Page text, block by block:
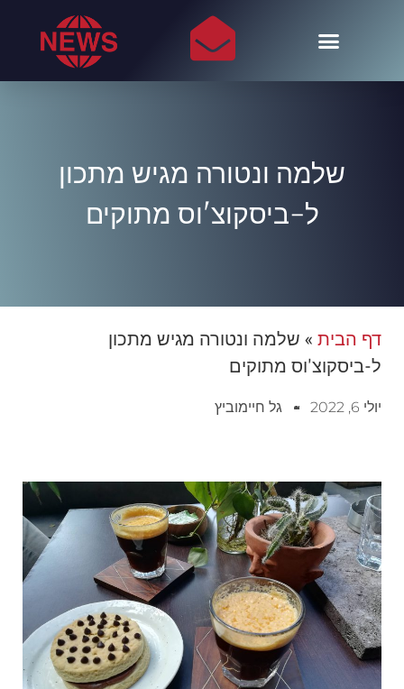
שלמה ונטורה מגיש מתכון
ל-ביסקוצ'וס מתוקים
דף הבית » שלמה ונטורה מגיש מתכון
ל-ביסקוצ'וס מתוקים
יולי 6, 2022 גל חיימוביץ